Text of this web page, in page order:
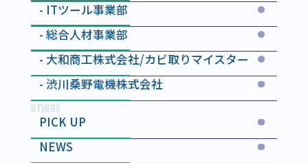
ITツール事業部
総合人材事業部
大和商工株式会社/カビ取りマイスター
渋川桑野電機株式会社
OTHERS
PICK UP
NEWS